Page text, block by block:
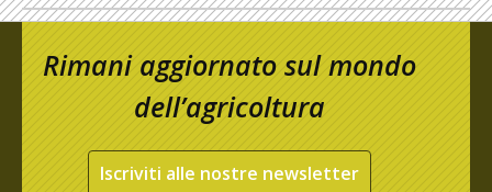
Rimani aggiornato sul mondo
dell’agricoltura
Iscriviti alle nostre newsletter